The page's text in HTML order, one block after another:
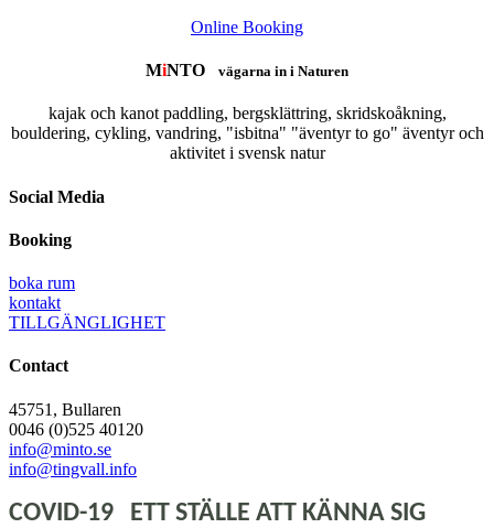
Online Booking
MiNTO vägarna in i Naturen
kajak och kanot paddling, bergsklättring, skridskoåkning,
bouldering, cykling, vandring, "isbitna" "äventyr to go" äventyr och
aktivitet i svensk natur
Social Media
Booking
boka rum
kontakt
TILLGÄNGLIGHET
Contact
45751, Bullaren
0046 (0)525 40120
info@minto.se
info@tingvall.info
COVID-19 ETT STÄLLE ATT KÄNNA SIG